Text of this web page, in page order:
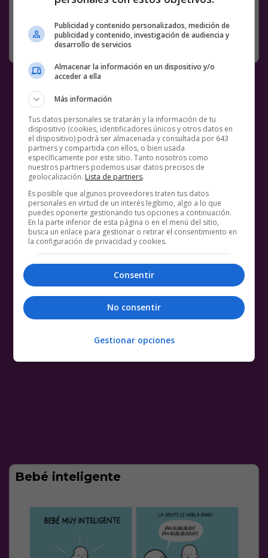
ESTUDIAR MEMES 12 COMENTARIOS
SIN CATEGORÍA 22 ABRIL, 2020
Bebé inteligente
Publicidad y contenido personalizados, medición de
publicidad y contenido, investigación de audiencia y
desarrollo de servicios
Almacenar la información en un dispositivo y/o
acceder a ella
Más información
Tus datos personales se tratarán y la información de tu
dispositivo (cookies, identificadores únicos y otros datos en
el dispositivo) podrá ser almacenada y consultada por 643
partners y compartida con ellos, o bien usada
específicamente por este sitio. Tanto nosotros como
nuestros partners podemos usar datos precisos de
geolocalización. Lista de partners.
Es posible que algunos proveedores traten tus datos
personales en virtud de un interés legítimo, algo a lo que
puedes oponerte gestionando tus opciones a continuación.
En la parte inferior de esta página o en el menú del sitio,
busca un enlace para gestionar o retirar el consentimiento en
la configuración de privacidad y cookies.
Consentir
No consentir
Gestionar opciones